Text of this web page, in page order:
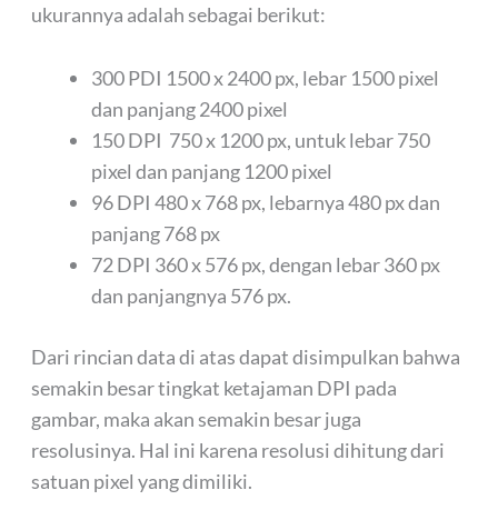
ukurannya adalah sebagai berikut:
300 PDI 1500 x 2400 px, lebar 1500 pixel
dan panjang 2400 pixel
150 DPI 750 x 1200 px, untuk lebar 750
pixel dan panjang 1200 pixel
96 DPI 480 x 768 px, lebarnya 480 px dan
panjang 768 px
72 DPI 360 x 576 px, dengan lebar 360 px
dan panjangnya 576 px.
Dari rincian data di atas dapat disimpulkan bahwa
semakin besar tingkat ketajaman DPI pada
gambar, maka akan semakin besar juga
resolusinya. Hal ini karena resolusi dihitung dari
satuan pixel yang dimiliki.